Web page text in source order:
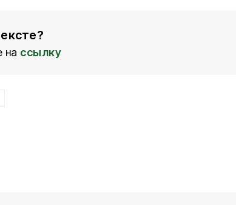
на ссылку